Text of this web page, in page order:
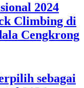
2024
Climbing di
Cengkrong
sebagai